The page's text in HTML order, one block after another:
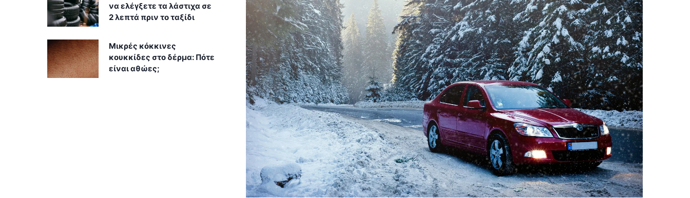
να ελέγξετε τα λάστιχα σε
2 λεπτά πριν το ταξίδι
Μικρές κόκκινες
κουκκίδες στο δέρμα: Πότε
είναι αθώες;